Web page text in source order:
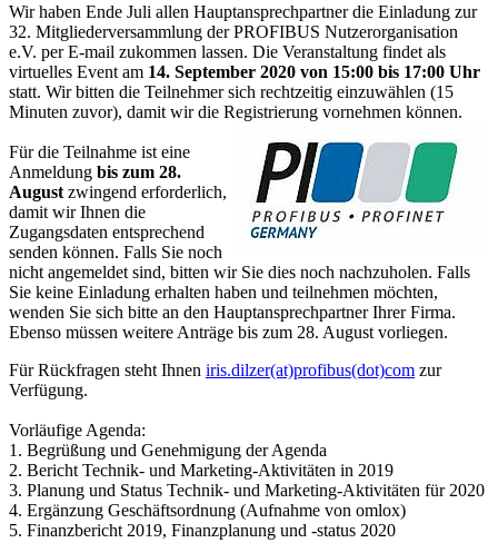
Wir haben Ende Juli allen Hauptansprechpartner die Einladung zur
32. Mitgliederversammlung der PROFIBUS Nutzerorganisation
e.V. per E-mail zukommen lassen. Die Veranstaltung findet als
virtuelles Event am 14. September 2020 von 15:00 bis 17:00 Uhr
statt. Wir bitten die Teilnehmer sich rechtzeitig einzuwählen (15
Minuten zuvor), damit wir die Registrierung vornehmen können.
Für die Teilnahme ist eine
Anmeldung bis zum 28.
August zwingend erforderlich,
damit wir Ihnen die
Zugangsdaten entsprechend
senden können. Falls Sie noch
nicht angemeldet sind, bitten wir Sie dies noch nachzuholen. Falls
Sie keine Einladung erhalten haben und teilnehmen möchten,
wenden Sie sich bitte an den Hauptansprechpartner Ihrer Firma.
Ebenso müssen weitere Anträge bis zum 28. August vorliegen.
Für Rückfragen steht Ihnen iris.dilzer(at)profibus(dot)com zur
Verfügung.
Vorläufige Agenda:
1. Begrüßung und Genehmigung der Agenda
2. Bericht Technik- und Marketing-Aktivitäten in 2019
3. Planung und Status Technik- und Marketing-Aktivitäten für 2020
4. Ergänzung Geschäftsordnung (Aufnahme von omlox)
5. Finanzbericht 2019, Finanzplanung und -status 2020